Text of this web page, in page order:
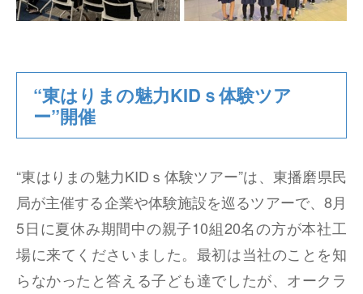
“東はりまの魅力KIDｓ体験ツア
ー”開催
“東はりまの魅力KIDｓ体験ツアー”は、東播磨県民
局が主催する企業や体験施設を巡るツアーで、8月
5日に夏休み期間中の親子10組20名の方が本社工
場に来てくださいました。最初は当社のことを知
らなかったと答える子ども達でしたが、オークラ